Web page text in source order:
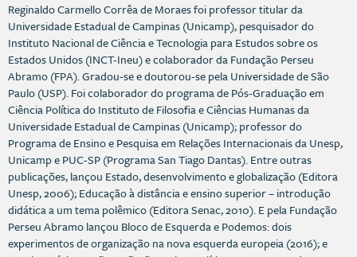
Reginaldo Carmello Corrêa de Moraes foi professor titular da
Universidade Estadual de Campinas (Unicamp), pesquisador do
Instituto Nacional de Ciência e Tecnologia para Estudos sobre os
Estados Unidos (INCT-Ineu) e colaborador da Fundação Perseu
Abramo (FPA). Gradou-se e doutorou-se pela Universidade de São
Paulo (USP). Foi colaborador do programa de Pós-Graduação em
Ciência Política do Instituto de Filosofia e Ciências Humanas da
Universidade Estadual de Campinas (Unicamp); professor do
Programa de Ensino e Pesquisa em Relações Internacionais da Unesp,
Unicamp e PUC-SP (Programa San Tiago Dantas). Entre outras
publicações, lançou Estado, desenvolvimento e globalização (Editora
Unesp, 2006); Educação à distância e ensino superior – introdução
didática a um tema polêmico (Editora Senac, 2010). E pela Fundação
Perseu Abramo lançou Bloco de Esquerda e Podemos: dois
experimentos de organização na nova esquerda europeia (2016); e